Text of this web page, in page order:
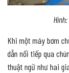
Khi một máy bơm
dẫn nối tiếp qua
thuật ngữ như hai